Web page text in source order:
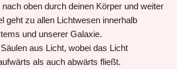
oben durch deinen Körper und weiter
geht zu allen Lichtwesen innerhalb
und unserer Galaxie.
aus Licht, wobei das Licht
als auch abwärts fließt.